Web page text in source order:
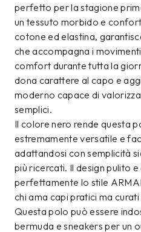
perfetto per la stagione
un tessuto morbido e
cotone ed elastina,
che accompagna i
comfort durante tutta la
dona carattere al capo e
moderno capace di
semplici.
Il colore nero rende questa
estremamente versatile e
adattandosi con semplicità
più ricercati. Il design pulito
perfettamente lo stile
chi ama capi pratici ma
Questa polo può essere
bermuda e sneakers per un